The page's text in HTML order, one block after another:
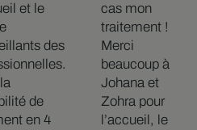
et le
des
de
en 4
cas mon
traitement !
Merci
beaucoup à
Johana et
Zohra pour
l’accueil, le